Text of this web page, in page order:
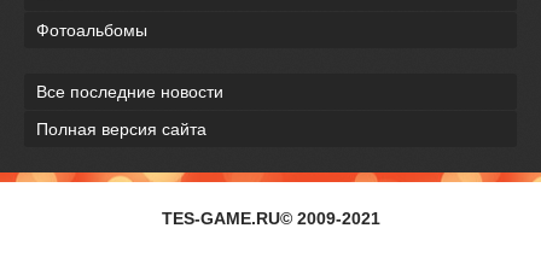
Фотоальбомы
Все последние новости
Полная версия сайта
TES-GAME.RU© 2009-2021